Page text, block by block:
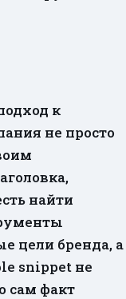
к
не просто
найти
цели бренда, а
snippet не
сам факт